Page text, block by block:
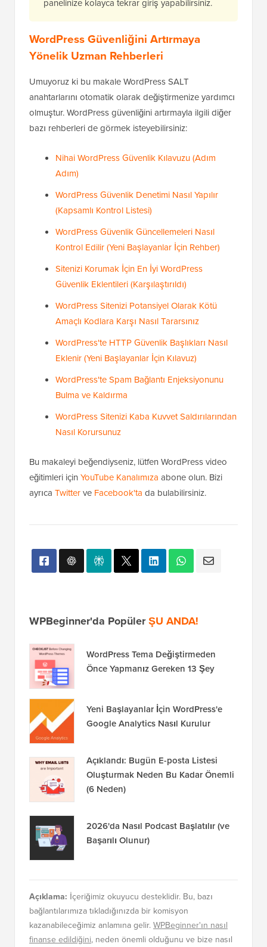
panelinize kolayca tekrar giriş yapabilirsiniz.
WordPress Güvenliğini Artırmaya
Yönelik Uzman Rehberleri
Umuyoruz ki bu makale WordPress SALT
anahtarlarını otomatik olarak değiştirmenize yardımcı
olmuştur. WordPress güvenliğini artırmayla ilgili diğer
bazı rehberleri de görmek isteyebilirsiniz:
Nihai WordPress Güvenlik Kılavuzu (Adım
Adım)
WordPress Güvenlik Denetimi Nasıl Yapılır
(Kapsamlı Kontrol Listesi)
WordPress Güvenlik Güncellemeleri Nasıl
Kontrol Edilir (Yeni Başlayanlar İçin Rehber)
Sitenizi Korumak İçin En İyi WordPress
Güvenlik Eklentileri (Karşılaştırıldı)
WordPress Sitenizi Potansiyel Olarak Kötü
Amaçlı Kodlara Karşı Nasıl Tararsınız
WordPress'te HTTP Güvenlik Başlıkları Nasıl
Eklenir (Yeni Başlayanlar İçin Kılavuz)
WordPress'te Spam Bağlantı Enjeksiyonunu
Bulma ve Kaldırma
WordPress Sitenizi Kaba Kuvvet Saldırılarından
Nasıl Korursunuz
Bu makaleyi beğendiyseniz, lütfen WordPress video
eğitimleri için YouTube Kanalımıza abone olun. Bizi
ayrıca Twitterve Facebook'ta da bulabilirsiniz.
WPBeginner'da PopülerŞU ANDA!
WordPress Tema Değiştirmeden
Önce Yapmanız Gereken 13 Şey
Yeni Başlayanlar İçin WordPress'e
Google Analytics Nasıl Kurulur
Açıklandı: Bugün E-posta Listesi
Oluşturmak Neden Bu Kadar Önemli
(6 Neden)
2026'da Nasıl Podcast Başlatılır (ve
Başarılı Olunur)
Açıklama: İçeriğimiz okuyucu desteklidir. Bu, bazı
bağlantılarımıza tıkladığınızda bir komisyon
kazanabileceğimiz anlamına gelir.WPBeginner'ın nasıl
finanse edildiğini, neden önemli olduğunu ve bize nasıl